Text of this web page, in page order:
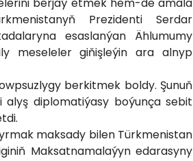
berjaý etmek hem-de amala
Prezidenti Serdar
esaslanýan Ählumumy
meseleler giňişleýin ara alnyp
berkitmek boldy. Şunuň
diplomatiýasy boýunça sebit
maksady bilen Türkmenistan
Maksatnamalaýyn edarasyny